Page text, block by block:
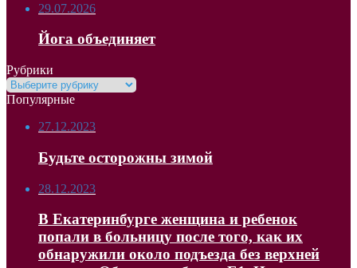
29.07.2026
Йога объединяет
Рубрики
Рубрики
Популярные
27.12.2023
Будьте осторожны зимой
28.12.2023
В Екатеринбурге женщина и ребенок
попали в больницу после того, как их
обнаружили около подъезда без верхней